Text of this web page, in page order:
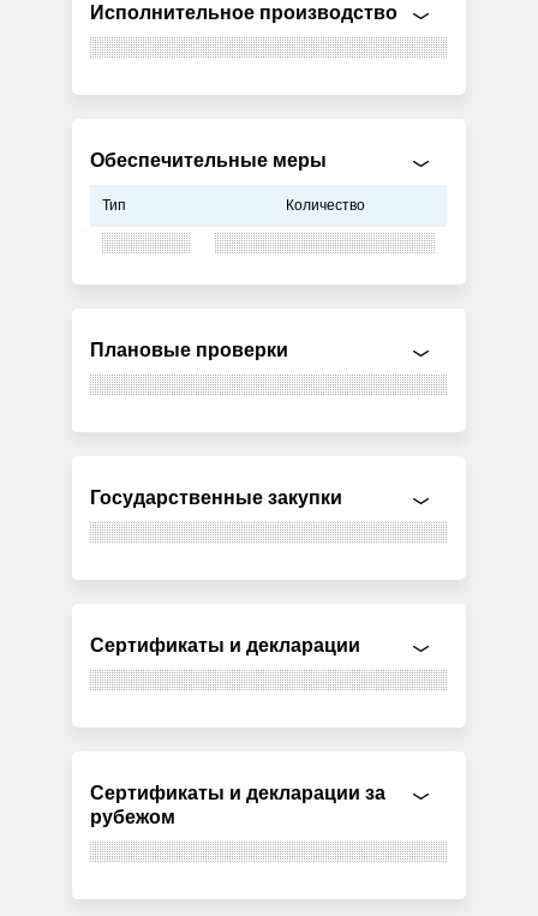
Исполнительное производство
Обеспечительные меры
Тип Количество
Плановые проверки
Государственные закупки
Сертификаты и декларации
Сертификаты и декларации за
рубежом